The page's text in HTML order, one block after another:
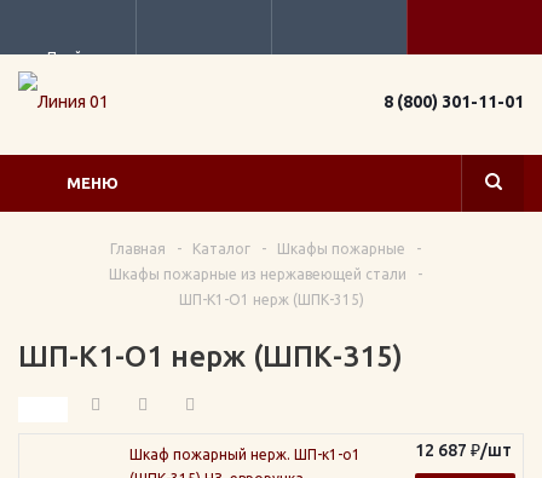
Прайс
8 (800) 301-11-01
МЕНЮ
Главная - Каталог - Шкафы пожарные
-
Шкафы пожарные из нержавеющей стали
-
ШП-К1-О1 нерж (ШПК-315)
ШП-К1-О1 нерж (ШПК-315)
Шкаф пожарный нерж. ШП-к1-о1
12 687 ₽/шт